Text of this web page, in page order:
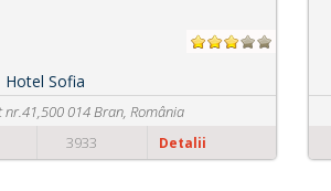
Pensiunea din Livada
nr. 15, 507025 Bran, România
Detalii